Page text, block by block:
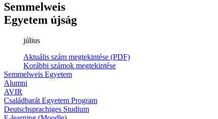
Semmelweis
Egyetem újság
július
Aktuális szám megtekintése (PDF)
Korábbi számok megtekintése
Semmelweis Egyetem
Alumni
AVIR
Családbarát Egyetem Program
Deutschsprachiges Studium